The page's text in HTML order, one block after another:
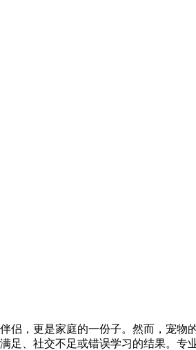
侣，更是家庭的一份子。然而，宠
足、社交不足或错误学习的结果。